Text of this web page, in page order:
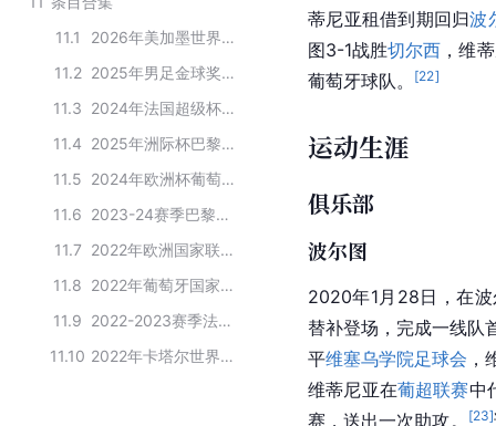
11.1
2026年美加墨世界杯葡萄牙队大名单
11.2
2025年男足金球奖30人候选名单
11.3
2024年法国超级杯巴黎圣日耳曼足球俱乐部夺冠阵容名单
11.4
2025年洲际杯巴黎圣日耳曼足球俱乐部夺冠阵容名单
11.5
2024年欧洲杯葡萄牙队大名单
11.6
2023-24赛季巴黎圣日耳曼一线队成员
11.7
2022年欧洲国家联赛葡萄牙国家队球员名单
11.8
2022年葡萄牙国家队参加欧国联比赛的阵容名单
11.9
2022-2023赛季法甲联赛马赛队球员名单
11.10
2022年卡塔尔世界杯葡萄牙队阵容
蒂尼亚租借到期回归波
图3-1战胜切尔西 ，维
葡萄牙球队。
[22]
运动生涯
俱乐部
波尔图
2020年1月28日，在
替补登场，完成一线队
平维塞乌学院足球会 ，
维蒂尼亚在葡超联赛中
赛，送出一次助攻。
[23]